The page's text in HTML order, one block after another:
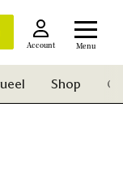
Account Menu
Shop